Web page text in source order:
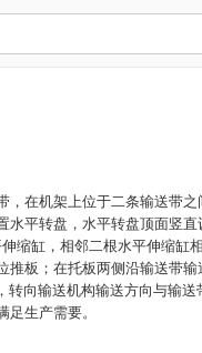
，在机架上位于二条输送带之
水平转盘，水平转盘顶面竖直
缩缸，相邻二根水平伸缩缸
推板；在托板两侧沿输送带输
转向输送机构输送方向与输送
生产需要。